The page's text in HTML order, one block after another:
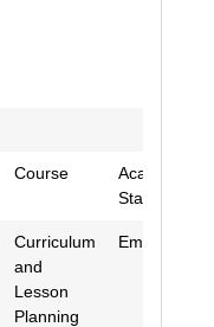
Course
Academic
Staff
Curriculum
and
Lesson
Planning
Emina Avdiḱ